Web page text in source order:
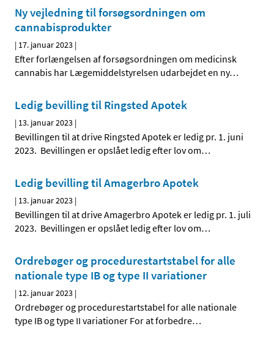
Ny vejledning til forsøgsordningen om
cannabisprodukter
| 17. januar 2023 |
Efter forlængelsen af forsøgsordningen om medicinsk
cannabis har Lægemiddelstyrelsen udarbejdet en ny…
Ledig bevilling til Ringsted Apotek
| 13. januar 2023 |
Bevillingen til at drive Ringsted Apotek er ledig pr. 1. juni
2023. Bevillingen er opslået ledig efter lov om…
Ledig bevilling til Amagerbro Apotek
| 13. januar 2023 |
Bevillingen til at drive Amagerbro Apotek er ledig pr. 1. juli
2023. Bevillingen er opslået ledig efter lov om…
Ordrebøger og procedurestartstabel for alle
nationale type IB og type II variationer
| 12. januar 2023 |
Ordrebøger og procedurestartstabel for alle nationale
type IB og type II variationer For at forbedre…